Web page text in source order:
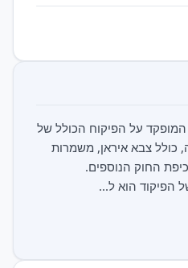
המופקד על הפיקוח הכולל של
כולל צבא איראן, משמרות
הפיקוד הוא ל...